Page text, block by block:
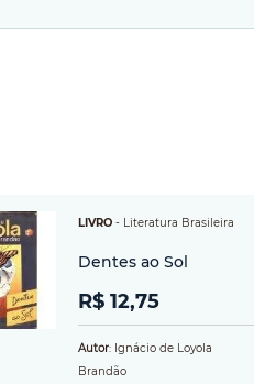
LIVRO - Literatura Brasileira
Dentes ao Sol
R$ 12,75
Autor: Ignácio de Loyola
Brandão